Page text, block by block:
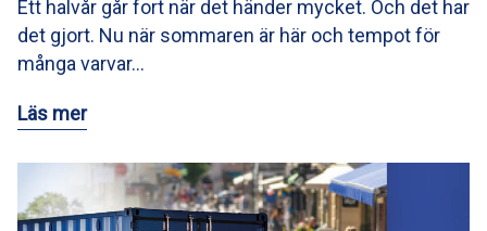
Ett halvår går fort när det händer mycket. Och det har
det gjort. Nu när sommaren är här och tempot för
många varvar…
Läs mer